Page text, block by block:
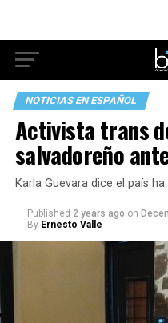
NOTICIAS EN ESPAÑOL
Activista trans
salvadoreño
Karla Guevara dice el país
Published 2 years ago on
By Ernesto Valle